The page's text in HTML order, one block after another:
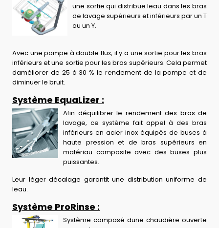
une sortie qui distribue leau dans les bras
de lavage supérieurs et inférieurs par un T
ou un Y.
Avec une pompe à double flux, il y a une sortie pour les bras
inférieurs et une sortie pour les bras supérieurs. Cela permet
daméliorer de 25 à 30 % le rendement de la pompe et de
diminuer le bruit.
Système EquaLizer :
Afin déquilibrer le rendement des bras de
lavage, ce système fait appel à des bras
inférieurs en acier inox équipés de buses à
haute pression et de bras supérieurs en
matériau composite avec des buses plus
puissantes.
Leur léger décalage garantit une distribution uniforme de
leau.
Système ProRinse :
Système composé dune chaudière ouverte